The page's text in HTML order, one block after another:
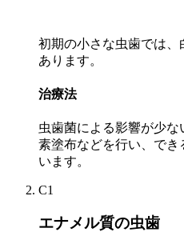
初期の小さな虫歯では
あります。
治療法
虫歯菌による影響が少
素塗布などを行い、で
います。
C1
エナメル質の虫歯